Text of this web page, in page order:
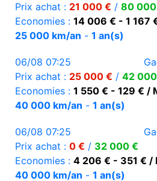
Prix achat : 21 000 € / 80
Economies : 14 006 € - 1 167
25 000 km/an - 1 an(s)
06/08 07:25
Prix achat : 25 000 € / 42
Economies : 1 550 € - 129 € /
40 000 km/an - 1 an(s)
06/08 07:25
Prix achat : 0 € / 32 000 €
Economies : 4 206 € - 351 € /
40 000 km/an - 1 an(s)